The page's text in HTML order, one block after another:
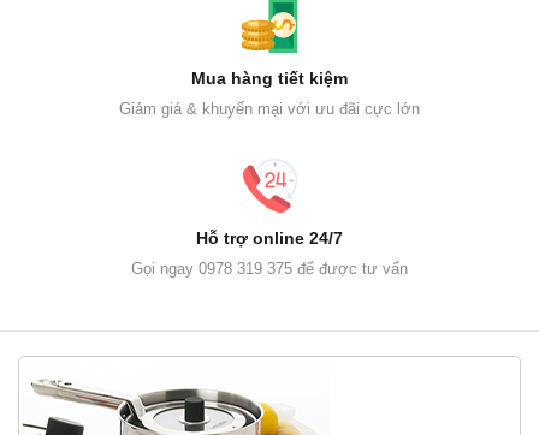
Mua hàng tiết kiệm
Giảm giá & khuyến mại với ưu đãi cực lớn
Hỗ trợ online 24/7
Gọi ngay 0978 319 375 để được tư vấn